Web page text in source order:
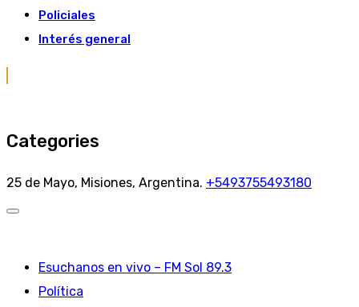
Policiales
Interés general
Categories
25 de Mayo, Misiones, Argentina. +5493755493180
Esuchanos en vivo – FM Sol 89.3
Política